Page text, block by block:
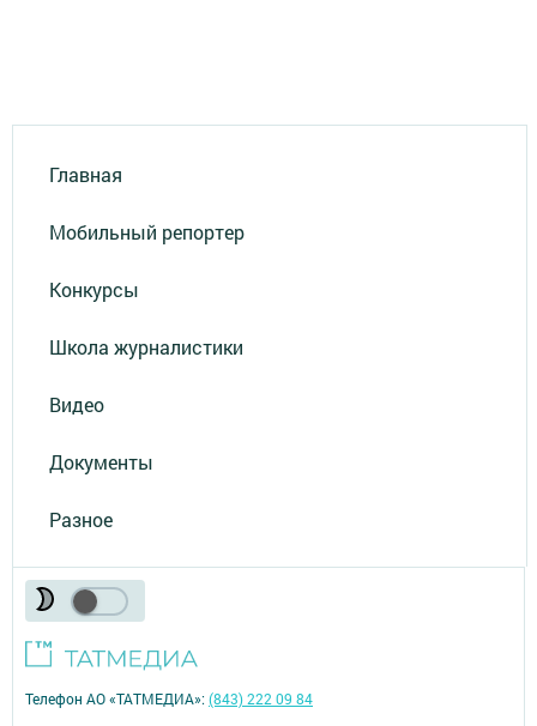
Главная
Мобильный репортер
Конкурсы
Школа журналистики
Видео
Документы
Разное
Телефон АО «ТАТМЕДИА»:(843) 222 09 84